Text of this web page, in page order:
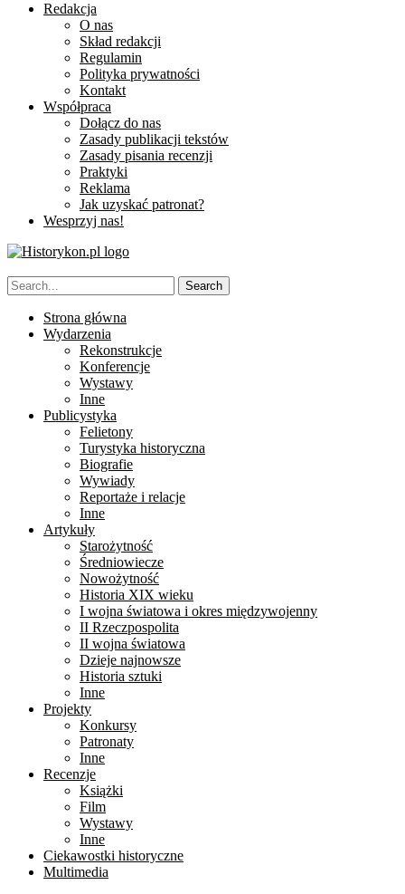
Redakcja
O nas
Skład redakcji
Regulamin
Polityka prywatności
Kontakt
Współpraca
Dołącz do nas
Zasady publikacji tekstów
Zasady pisania recenzji
Praktyki
Reklama
Jak uzyskać patronat?
Wesprzyj nas!
Strona główna
Wydarzenia
Rekonstrukcje
Konferencje
Wystawy
Inne
Publicystyka
Felietony
Turystyka historyczna
Biografie
Wywiady
Reportaże i relacje
Inne
Artykuły
Starożytność
Średniowiecze
Nowożytność
Historia XIX wieku
I wojna światowa i okres międzywojenny
II Rzeczpospolita
II wojna światowa
Dzieje najnowsze
Historia sztuki
Inne
Projekty
Konkursy
Patronaty
Inne
Recenzje
Książki
Film
Wystawy
Inne
Ciekawostki historyczne
Multimedia